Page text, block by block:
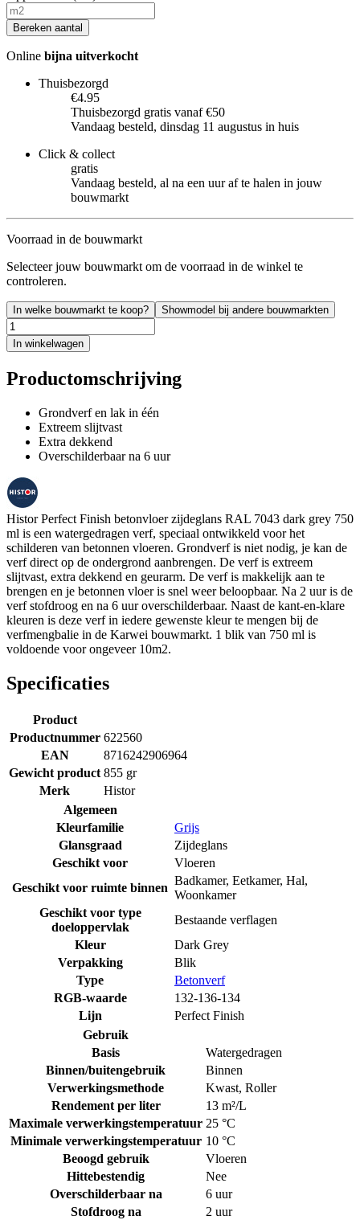
Bereken aantal
Online bijna uitverkocht
Thuisbezorgd
€4.95
Thuisbezorgd gratis vanaf €50
Vandaag besteld, dinsdag 11 augustus in huis
Click & collect
gratis
Vandaag besteld, al na een uur af te halen in jouw
bouwmarkt
Voorraad in de bouwmarkt
Selecteer jouw bouwmarkt om de voorraad in de winkel te
controleren.
In welke bouwmarkt te koop? Showmodel bij andere bouwmarkten
In winkelwagen
Productomschrijving
Grondverf en lak in één
Extreem slijtvast
Extra dekkend
Overschilderbaar na 6 uur
Histor Perfect Finish betonvloer zijdeglans RAL 7043 dark grey 750
ml is een watergedragen verf, speciaal ontwikkeld voor het
schilderen van betonnen vloeren. Grondverf is niet nodig, je kan de
verf direct op de ondergrond aanbrengen. De verf is extreem
slijtvast, extra dekkend en geurarm. De verf is makkelijk aan te
brengen en je betonnen vloer is snel weer beloopbaar. Na 2 uur is de
verf stofdroog en na 6 uur overschilderbaar. Naast de kant-en-klare
kleuren is deze verf in iedere gewenste kleur te mengen bij de
verfmengbalie in de Karwei bouwmarkt. 1 blik van 750 ml is
voldoende voor ongeveer 10m2.
Specificaties
Product
Productnummer 622560
EAN
8716242906964
Gewicht product 855 gr
Merk
Histor
Algemeen
Kleurfamilie
Grijs
Glansgraad
Zijdeglans
Geschikt voor
Vloeren
Geschikt voor ruimte binnen
Badkamer, Eetkamer, Hal,
Woonkamer
Geschikt voor type
doeloppervlak
Bestaande verflagen
Kleur
Dark Grey
Verpakking
Blik
Type
Betonverf
RGB-waarde
132-136-134
Lijn
Perfect Finish
Gebruik
Basis
Watergedragen
Binnen/buitengebruik
Binnen
Verwerkingsmethode
Kwast, Roller
Rendement per liter
13 m²/L
Maximale verwerkingstemperatuur 25 °C
Minimale verwerkingstemperatuur 10 °C
Beoogd gebruik
Vloeren
Hittebestendig
Nee
Overschilderbaar na
6 uur
Stofdroog na
2 uur